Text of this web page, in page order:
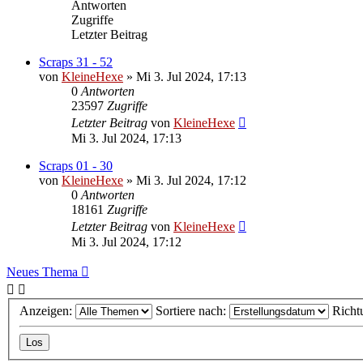
Antworten
Zugriffe
Letzter Beitrag
Scraps 31 - 52
von KleineHexe » Mi 3. Jul 2024, 17:13
0 Antworten
23597 Zugriffe
Letzter Beitrag von KleineHexe
Mi 3. Jul 2024, 17:13
Scraps 01 - 30
von KleineHexe » Mi 3. Jul 2024, 17:12
0 Antworten
18161 Zugriffe
Letzter Beitrag von KleineHexe
Mi 3. Jul 2024, 17:12
Neues Thema
Anzeigen: Sortiere nach: